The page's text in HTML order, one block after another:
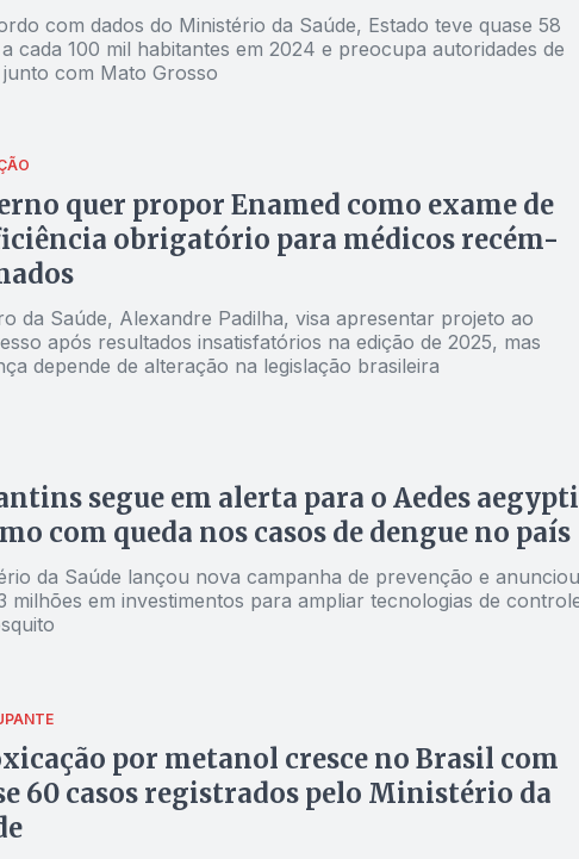
com dados do Ministério da Saúde, Estado teve quase 58
cada 100 mil habitantes em 2024 e preocupa autoridades de
junto com Mato Grosso
quer propor Enamed como exame de
obrigatório para médicos recém-
da Saúde, Alexandre Padilha, visa apresentar projeto ao
após resultados insatisfatórios na edição de 2025, mas
depende de alteração na legislação brasileira
segue em alerta para o Aedes aegypti
com queda nos casos de dengue no país
da Saúde lançou nova campanha de prevenção e anunciou
milhões em investimentos para ampliar tecnologias de
por metanol cresce no Brasil com
60 casos registrados pelo Ministério da